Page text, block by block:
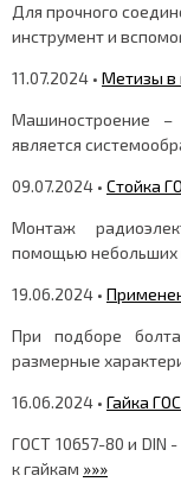
Для прочного
инструмент и
11.07.2024 • Метизы в
Машиностроение –
является
09.07.2024 • Стойка
Монтаж
помощью небольших
19.06.2024 •
При подборе
размерные
16.06.2024 • Гайка
ГОСТ 10657-80 и DIN
к гайкам »»»